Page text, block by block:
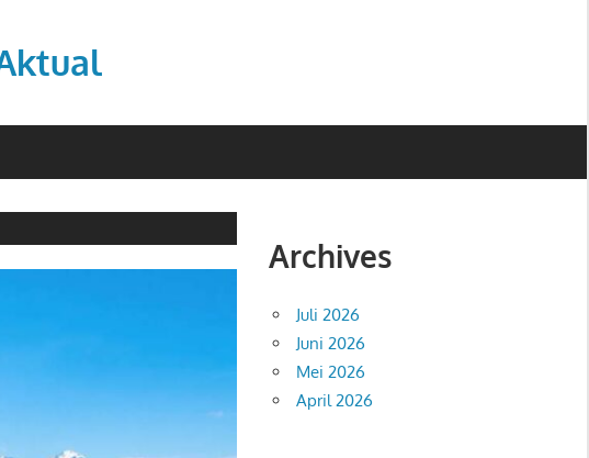
Archives
Juli 2026
Juni 2026
Mei 2026
April 2026